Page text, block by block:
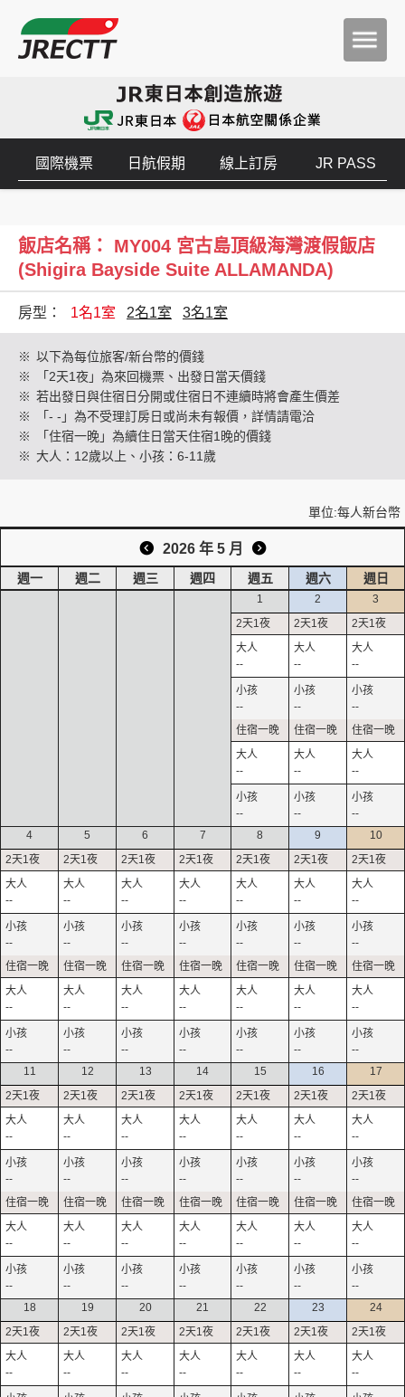
國際機票 日航假期 線上訂房 JR PASS
飯店名稱： MY004 宮古島頂級海灣渡假飯店
(Shigira Bayside Suite ALLAMANDA)
房型： 1名1室 2名1室 3名1室
※ 以下為每位旅客/新台幣的價錢
※
「2天1夜」為來回機票、出發日當天價錢
※ 若出發日與住宿日分開或住宿日不連續時將會產生價差
※
「- -」為不受理訂房日或尚未有報價，詳情請電洽
※
「住宿一晚」為續住日當天住宿1晚的價錢
※ 大人：12歲以上、小孩：6-11歲
單位:每人新台幣
2026 年 5 月
週一 週二 週三 週四 週五 週六 週日
1
--
--
--
--
2
--
--
--
--
3
--
--
--
--
4
--
--
--
--
5
--
--
--
--
6
--
--
--
--
7
--
--
--
--
8
--
--
--
--
9
--
--
--
--
10
--
--
--
--
11
--
--
--
--
12
--
--
--
--
13
--
--
--
--
14
--
--
--
--
15
--
--
--
--
16
--
--
--
--
17
--
--
--
--
18
--
19
--
20
--
21
--
22
--
23
--
24
--